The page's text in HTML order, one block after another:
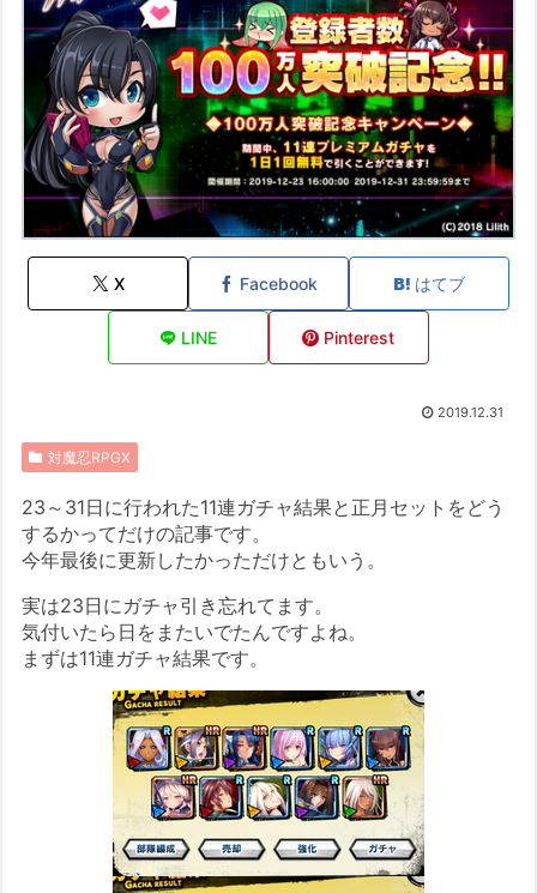
X Facebook はてブ
LINE Pinterest
2019.12.31
対魔忍RPGX
23～31日に行われた11連ガチャ結果と正月セットをどう
するかってだけの記事です。
今年最後に更新したかっただけともいう。
実は23日にガチャ引き忘れてます。
気付いたら日をまたいでたんですよね。
まずは11連ガチャ結果です。